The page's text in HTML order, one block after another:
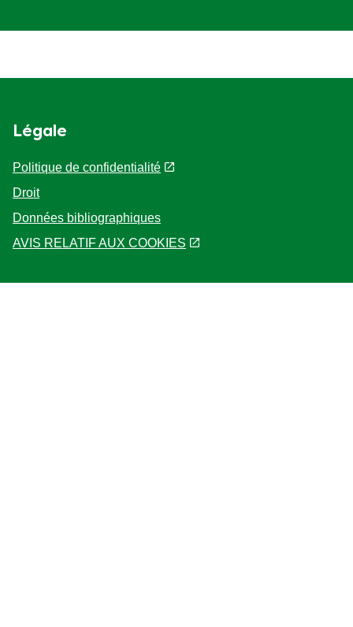
Légale
Politique de confidentialité
Droit
Données bibliographiques
AVIS RELATIF AUX COOKIES